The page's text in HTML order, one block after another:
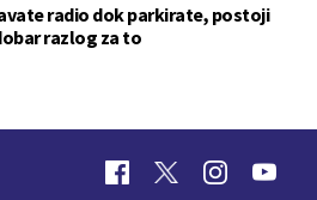
radio dok parkirate, postoji
razlog za to